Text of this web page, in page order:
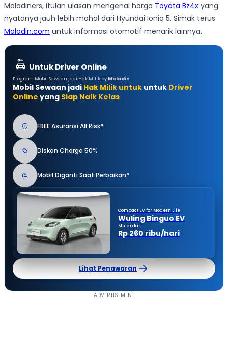
Moladiners, itulah ulasan mengenai harga Toyota Bz4x yang
nyatanya jauh lebih mahal dari Hyundai Ioniq 5. Simak terus
Moladin.com untuk informasi otomotif menarik lainnya.
Untuk Driver Online
Program Mobil Sewaan jadi Hak Milik by Moladin
Mobil Sewaan jadi Hak Milik untuk untuk Driver
Online yang Siap Naik Kelas
FREE Asuransi All Risk*
Diskon Charge 50%
Mobil Diganti Saat Perbaikan*
Compact EV for Modern Life
Wuling Binguo EV
Mulai dari
Rp 260 ribu/hari
Lihat Penawaran